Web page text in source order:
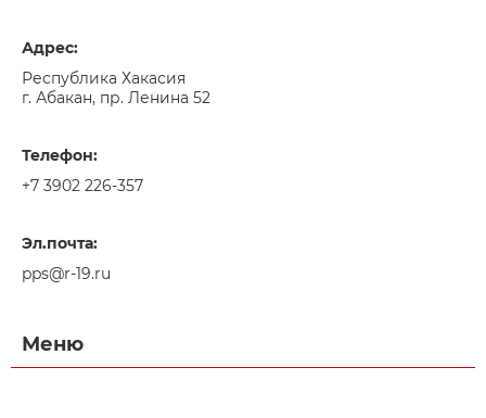
Адрес:
Республика Хакасия
г. Абакан, пр. Ленина 52
Телефон:
+7 3902 226-357
Эл.почта:
pps@r-19.ru
Меню